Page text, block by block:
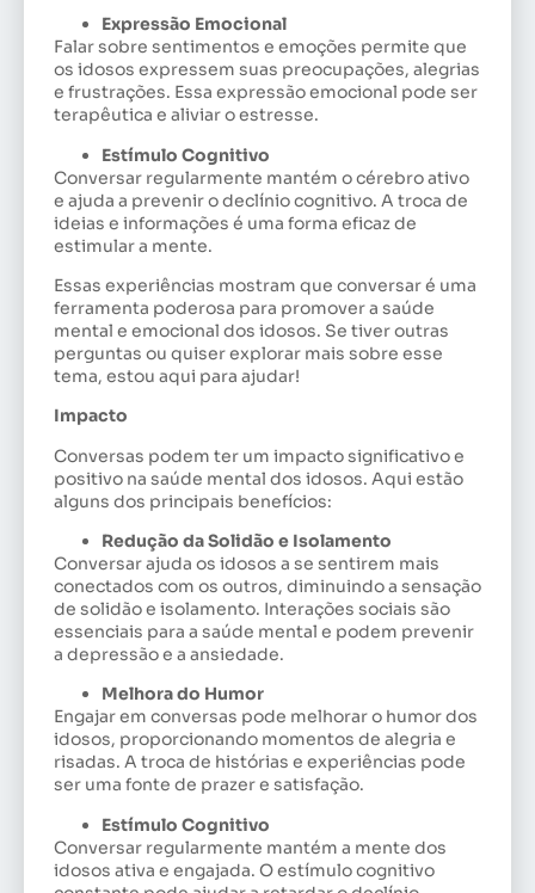
Expressão Emocional
Falar sobre sentimentos e emoções permite que
os idosos expressem suas preocupações, alegrias
e frustrações. Essa expressão emocional pode ser
terapêutica e aliviar o estresse.
Estímulo Cognitivo
Conversar regularmente mantém o cérebro ativo
e ajuda a prevenir o declínio cognitivo. A troca de
ideias e informações é uma forma eficaz de
estimular a mente.
Essas experiências mostram que conversar é uma
ferramenta poderosa para promover a saúde
mental e emocional dos idosos. Se tiver outras
perguntas ou quiser explorar mais sobre esse
tema, estou aqui para ajudar!
Impacto
Conversas podem ter um impacto significativo e
positivo na saúde mental dos idosos. Aqui estão
alguns dos principais benefícios:
Redução da Solidão e Isolamento
Conversar ajuda os idosos a se sentirem mais
conectados com os outros, diminuindo a sensação
de solidão e isolamento. Interações sociais são
essenciais para a saúde mental e podem prevenir
a depressão e a ansiedade.
Melhora do Humor
Engajar em conversas pode melhorar o humor dos
idosos, proporcionando momentos de alegria e
risadas. A troca de histórias e experiências pode
ser uma fonte de prazer e satisfação.
Estímulo Cognitivo
Conversar regularmente mantém a mente dos
idosos ativa e engajada. O estímulo cognitivo